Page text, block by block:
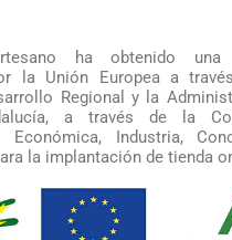
ha obtenido una
la Unión Europea a
Regional y la
a través de la
Económica, Industria,
la implantación de tienda